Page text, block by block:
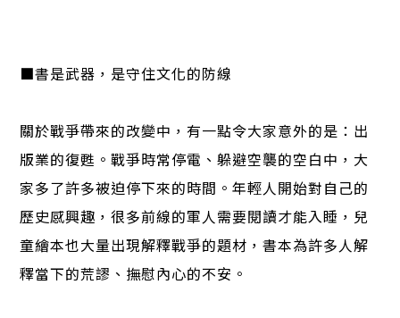
■書是武器，是守住文化的防線
關於戰爭帶來的改變中，有一點令大家意外的是：出
版業的復甦。戰爭時常停電、躲避空襲的空白中，大
家多了許多被迫停下來的時間。年輕人開始對自己的
歷史感興趣，很多前線的軍人需要閱讀才能入睡，兒
童繪本也大量出現解釋戰爭的題材，書本為許多人解
釋當下的荒謬、撫慰內心的不安。